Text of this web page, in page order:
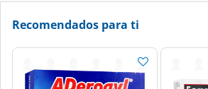
Recomendados para ti